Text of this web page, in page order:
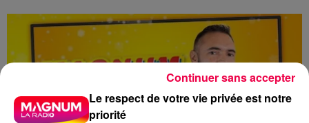
Le respect de votre vie privée est notre
priorité
Continuer sans accepter